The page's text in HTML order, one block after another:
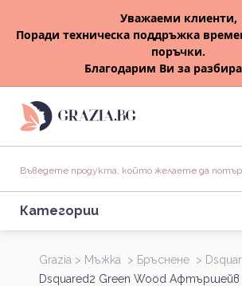
Уважаеми клиенти,
Поради техническа поддръжка
поръчки.
Благодарим Ви за
Категории
Grazia > Мъжка > Бръснене >
Dsquared2 Green Wood Афтършейв